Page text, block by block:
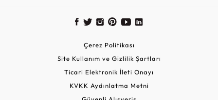
Çerez Politikası
Site Kullanım ve Gizlilik Şartları
Ticari Elektronik İleti Onayı
KVKK Aydınlatma Metni